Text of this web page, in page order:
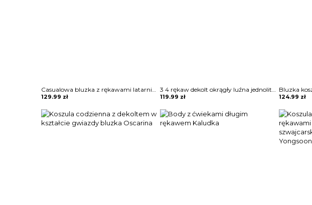
Casualowa bluzka z rękawami latarnią i guzikami Lies
129.99 zł
3 4 rękaw dekolt okrągły luźna jednolita bez wzoru boho casual na co dzień koszulka top bluzka Molli
119.99 zł 124.99 zł